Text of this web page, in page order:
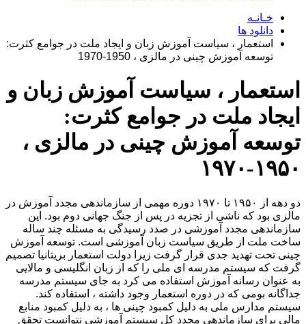
خـانـه
دانلود ها
استعمار ، سیاست آموزش زبان و ایجاد ملت در جوامع کثرت:
توسعه آموزش چینی در مالزی ، 1950-1970
استعمار ، سیاست آموزش زبان و
ایجاد ملت در جوامع کثرت:
توسعه آموزش چینی در مالزی ،
۱۹۵۰-۱۹۷۰
دو دهه از ۱۹۵۰ تا ۱۹۷۰ دوره مهمی از سازماندهی مجدد آموزش در
مالزی بود که ناشی از تجزیه در پس از جنگ جهانی دوم بود. این
سازماندهی مجدد آموزشی در صدد رسیدگی به مسئله چند ساله
ساخت ملت از طریق سیاست زبان آموزشی است. توسعه آموزش
چینی تحت تهدید جدی قرار گرفت زیرا دولت استعمار بریتانیا تصمیم
گرفت که سیستم مدرسه ای ملی را که از زبان انگلیسی و مالایی
به عنوان رسانه آموزش استفاده می کرد به جای سیستم مدرسه
جداگانه بومی که در دوره استعمار وجود داشته ، استفاده کند.
سیستم مدارس ملی به دلیل کمبود چینی ها ، به دلیل کمبود منابع
مالی برای سازماندهی مجدد کل سیستم آموزشی نتوانست تحقق